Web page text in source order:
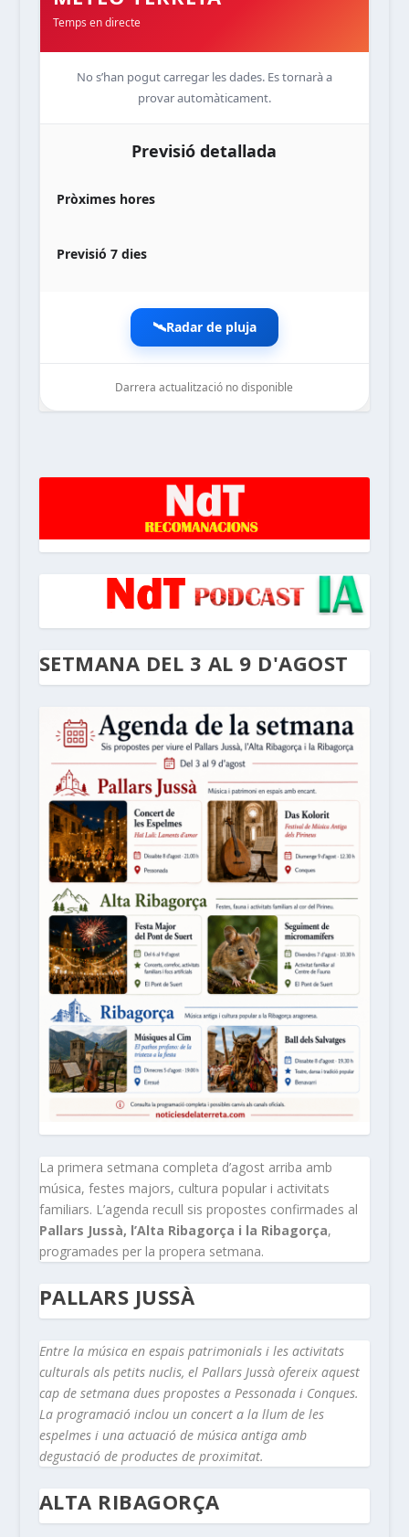
Temps en directe
No s’han pogut carregar les dades. Es tornarà a
provar automàticament.
Previsió detallada
Pròximes hores
Previsió 7 dies
🛰️Radar de pluja
Darrera actualització no disponible
SETMANA DEL 3 AL 9 D'AGOST
La primera setmana completa d’agost arriba amb
música, festes majors, cultura popular i activitats
familiars. L’agenda recull sis propostes confirmades al
Pallars Jussà, l’Alta Ribagorça i la Ribagorça,
programades per la propera setmana.
PALLARS JUSSÀ
Entre la música en espais patrimonials i les activitats
culturals als petits nuclis, el Pallars Jussà ofereix aquest
cap de setmana dues propostes a Pessonada i Conques.
La programació inclou un concert a la llum de les
espelmes i una actuació de música antiga amb
degustació de productes de proximitat.
ALTA RIBAGORÇA